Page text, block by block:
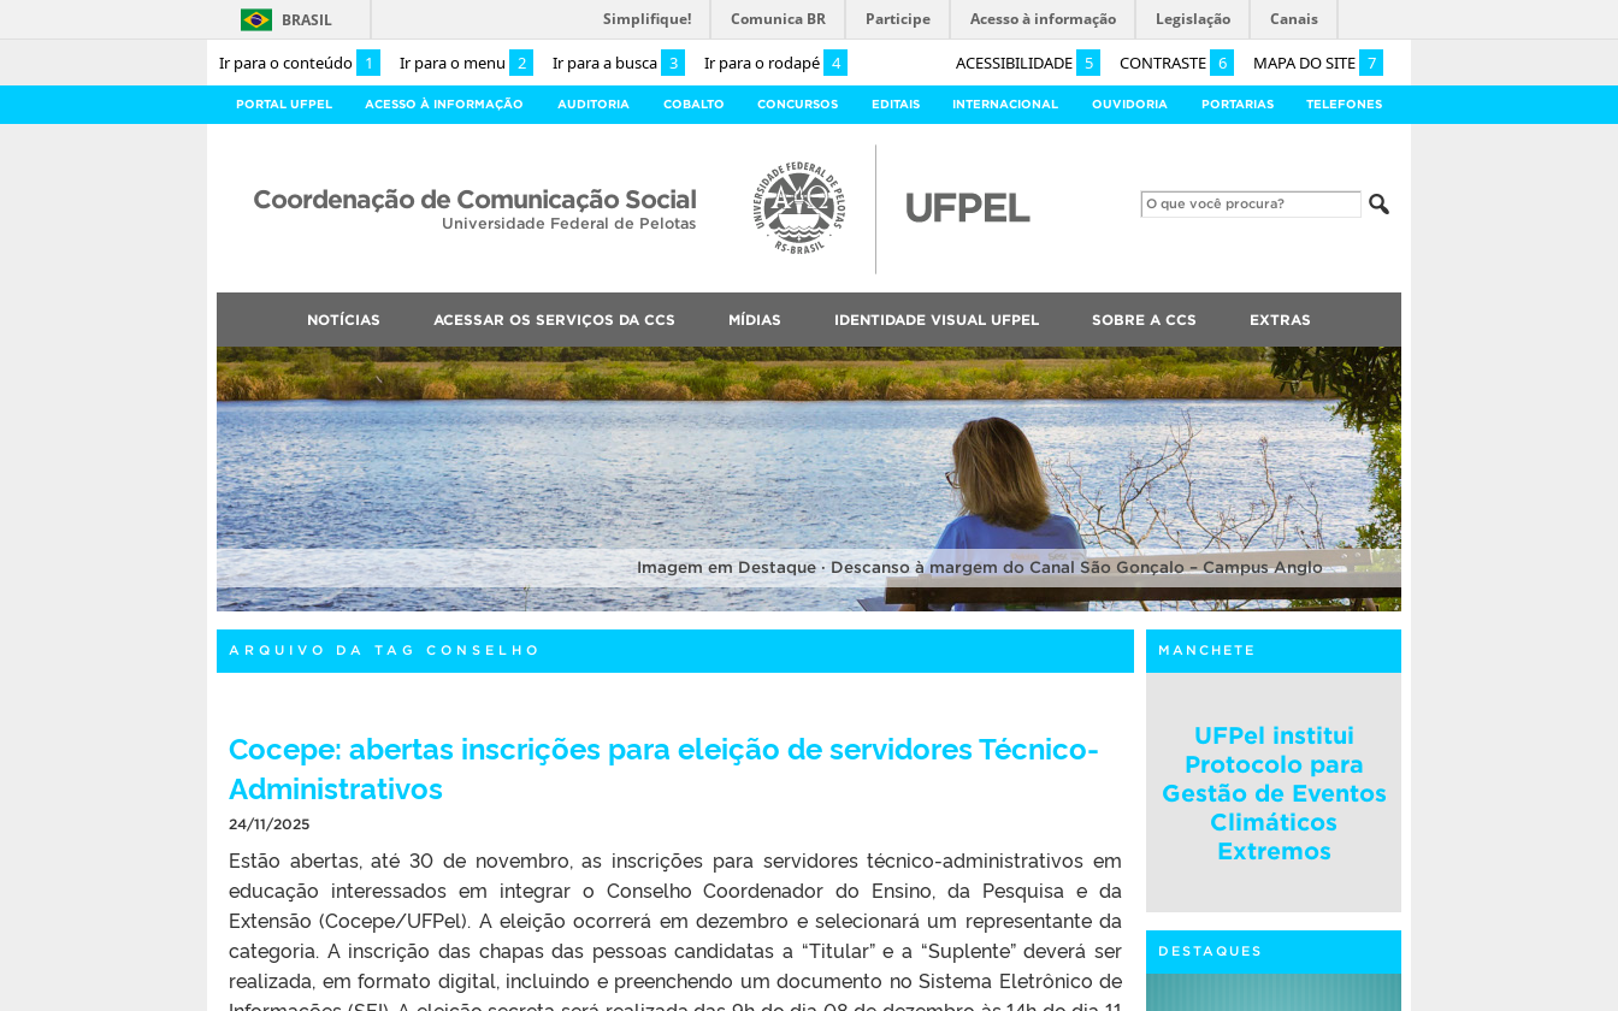
Ir para o conteúdo 1 Ir para o menu 2 Ir para a busca 3 Ir para o rodapé 4 ACESSIBILIDADE 5 CONTRASTE 6 MAPA DO SITE 7
BRASIL Simplifique! Comunica BR Participe Acesso à informação Legislação Canais
PORTAL UFPEL ACESSO À INFORMAÇÃO AUDITORIA COBALTO CONCURSOS EDITAIS INTERNACIONAL OUVIDORIA PORTARIAS TELEFONES
Coordenação de Comunicação Social
Universidade Federal de Pelotas
NOTÍCIAS ACESSAR OS SERVIÇOS DA CCS MÍDIAS IDENTIDADE VISUAL UFPEL SOBRE A CCS EXTRAS
Imagem em Destaque · Descanso à margem do Canal São Gonçalo – Campus Anglo
ARQUIVO DA TAG CONSELHO
Cocepe: abertas inscrições para eleição de servidores Técnico-
Administrativos
24/11/2025
Estão abertas, até 30 de novembro, as inscrições para servidores técnico-administrativos em
educação interessados em integrar o Conselho Coordenador do Ensino, da Pesquisa e da
Extensão (Cocepe/UFPel). A eleição ocorrerá em dezembro e selecionará um representante da
categoria. A inscrição das chapas das pessoas candidatas a “Titular” e a “Suplente” deverá ser
realizada, em formato digital, incluindo e preenchendo um documento no Sistema Eletrônico de
MANCHETE
UFPel institui
Protocolo para
Gestão de Eventos
Climáticos
Extremos
DESTAQUES